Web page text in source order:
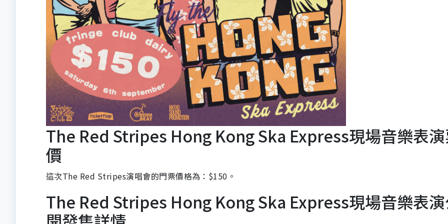
The Red Stripes Hong Kong Ska Express現場音樂表
價
這次The Red Stripes演唱會的門票價格為：$150。
The Red Stripes Hong Kong Ska Express現場音樂表